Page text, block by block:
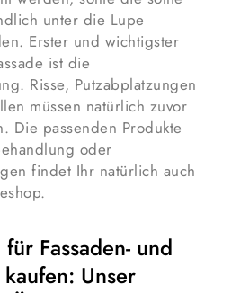
unter die Lupe
Erster und wichtigster
ist die
Risse, Putzabplatzungen
müssen natürlich zuvor
Die passenden Produkte
oder
findet Ihr natürlich auch
Fassaden- und
Unser